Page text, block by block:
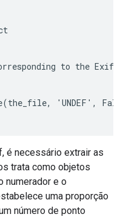
to the Exif
'UNDEF',
é necessário extrair as
trata como objetos
numerador e o
uma proporção
número de ponto